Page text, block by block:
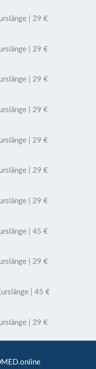
| 29 €
| 29 €
| 29 €
| 29 €
| 29 €
| 29 €
| 29 €
| 45 €
| 29 €
| 45 €
| 29 €